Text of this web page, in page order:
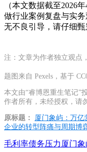
（本文数据截至2026
做行业案例复盘与实
无不良引导，请仔细
注：文章为作者独立观点
题图来自 Pexels，基于
本文由“睿博恩重生笔记”
作者所有，未经授权，请
原标题：
厦门象屿：万
企业的转型阵痛与周期博
毛利率债务压力 厦门